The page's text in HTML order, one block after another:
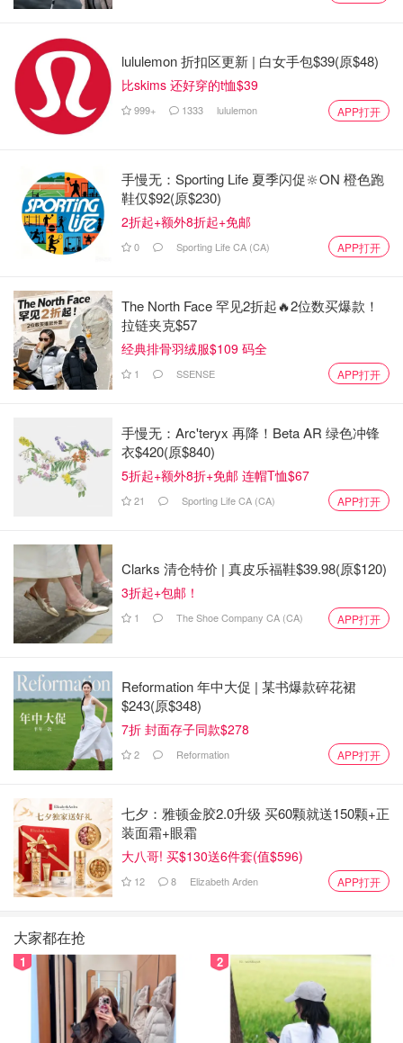
元彩票大奖，却被骗40万！
Xxxiaoo 3289
失上万加元，只因无法证明欺诈性电
子转账不是他们的错！
麦宝 3603
lululemon 折扣区更新 | 白女手包$39(原$48)
比skims 还好穿的t恤$39
999+ 1333 lululemon APP打开
手慢无：Sporting Life 夏季闪促🔆ON 橙色跑
鞋仅$92(原$230)
2折起+额外8折起+免邮
0 Sporting Life CA (CA) APP打开
The North Face 罕见2折起🔥2位数买爆款！
拉链夹克$57
经典排骨羽绒服$109 码全
1 SSENSE APP打开
手慢无：Arc'teryx 再降！Beta AR 绿色冲锋
衣$420(原$840)
5折起+额外8折+免邮 连帽T恤$67
21 Sporting Life CA (CA) APP打开
Clarks 清仓特价 | 真皮乐福鞋$39.98(原$120)
3折起+包邮！
1 The Shoe Company CA (CA) APP打开
Reformation 年中大促 | 某书爆款碎花裙
$243(原$348)
7折 封面存子同款$278
2 Reformation APP打开
七夕：雅顿金胶2.0升级 买60颗就送150颗+正
装面霜+眼霜
大八哥! 买$130送6件套(值$596)
12 8 Elizabeth Arden APP打开
大家都在抢
1 2